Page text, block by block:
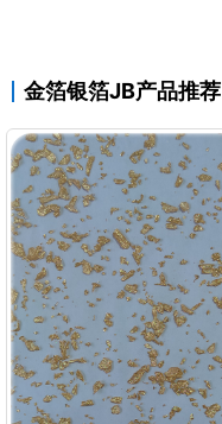
金箔银箔JB产品推荐